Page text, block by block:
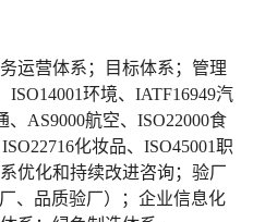
运营体系；目标体系；管理
ISO14001环境、IATF16949汽
、AS9000航空、ISO22000食
化妆品、ISO45001职
优化和持续改进咨询；验厂
、品质验厂）；企业信息化